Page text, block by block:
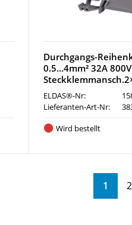
Durchgangs-
0.5…4mm² 32A 800V
ELDAS®-Nr:
Lieferanten-Art-Nr:
Wird bestellt
1 2